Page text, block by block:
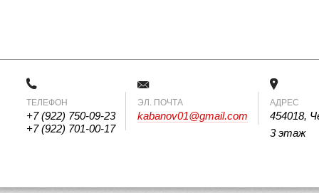
ТЕЛЕФОН
+7 (922) 750-09-23
+7 (922) 701-00-17
ЭЛ. ПОЧТА
kabanov01@gmail.com
АДРЕС
454018,
3 этаж